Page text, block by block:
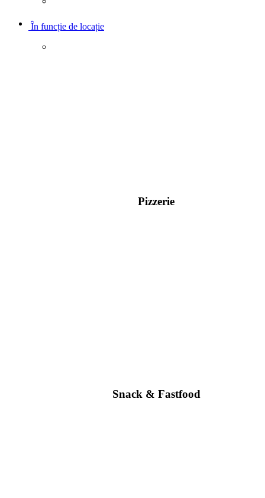
În funcție de locație
Pizzerie
Snack & Fastfood